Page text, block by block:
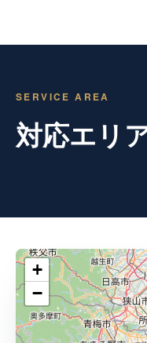
SERVICE AREA
対応エリ
+
−